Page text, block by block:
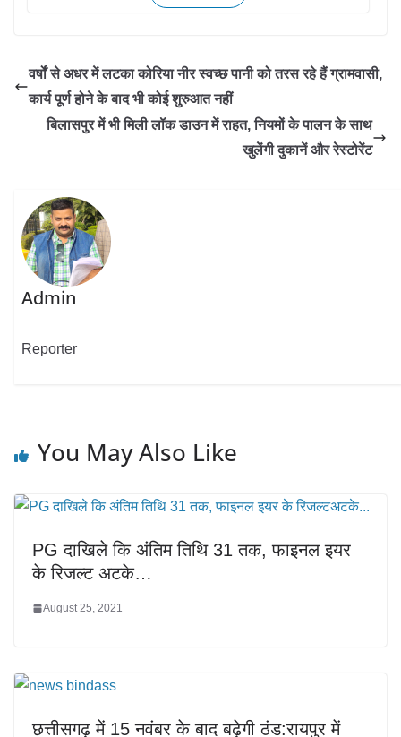
वर्षों से अधर में लटका कोरिया नीर स्वच्छ पानी को तरस रहे हैं ग्रामवासी,
कार्य पूर्ण होने के बाद भी कोई शुरुआत नहीं
बिलासपुर में भी मिली लॉक डाउन में राहत, नियमों के पालन के साथ
खुलेंगी दुकानें और रेस्टोरेंट
Admin
Reporter
You May Also Like
PG दाखिले कि अंतिम तिथि 31 तक, फाइनल इयर
के रिजल्ट अटके…
August 25, 2021
छत्तीसगढ़ में 15 नवंबर के बाद बढ़ेगी ठंड:रायपुर में